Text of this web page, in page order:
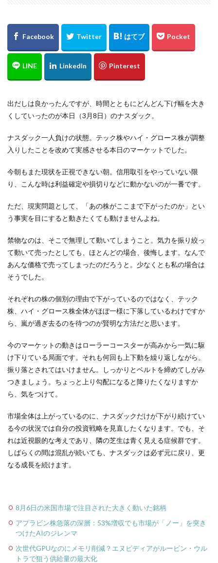
出だしは良かったんですが、時間とともにどんどん下げ幅を大き
くしていったのが本日（3月8日）のナスダック。
ナスダック一人負けの状態。テック株やハイ・グロース株が調整
入りしたことを改めて実感させる本日のマーケットでした。
今朝もまた現状を正視できない朝。信用取引をやっていない限
り、こんな時は利益確定や損切りなどに動かないのが一番です。
ただ、現実問題として、「あの株がここまで下がったのか」とい
う事実を目にすると動きたくても動けませんよね。
禁物なのは、そこで無理して動いてしまうこと。気力を振り絞っ
て動いて売ったとしても、ほとんどの場合、後悔します。なんで
あんな価格で売ってしまったのだろうと。少なくとも私の場合は
そうでした。
それぞれの株の個別の理由で下がっているのではなく、テック
株、ハイ・グロース株全体がほぼ一様に下落しているわけですか
ら、嵐が過ぎ去るのを待つのが賢明な方法だと思います。
今のマーケットの動きはローラーコースターが高みから一気に駆
け下りている局面です。それも何回も上下動を繰り返しながら。
振り落とされてはいけません。しっかりとベルトを締めてしがみ
つきましょう。ちょっと上り勾配になると降りたくなりますか
ら、気をつけて。
市場全体は上がっているのに、ナスダックだけが下がり続けてい
る今の状況では自分の投資戦略を見直したくなります。でも、そ
れは近視眼的な考えであり、隣の芝生は青く見える症候群です。
しばらくの間は混乱が続いても、ナスダックは必ず元に戻り、更
なる成長を続けます。
8月6日の米国市場で注目された大きく動いた銘柄
アプラビン株急落の深層：53%増収でも市場が「ノー」を突き
つけたAIのジレンマ
次世代GPUなのにメモリ削減？エヌビディアがルービン・ウル
トラで狙う供給量の最大化